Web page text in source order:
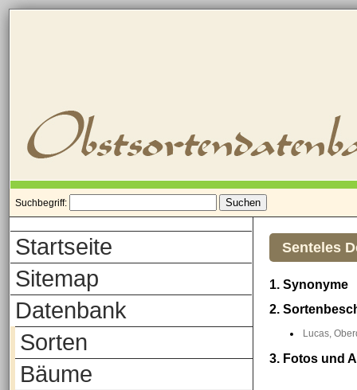
Suchbegriff:
Startseite
Sitemap
Datenbank
Sorten
Bäume
Senteles
1. Synonyme
2.
Lucas,
3. Fotos und